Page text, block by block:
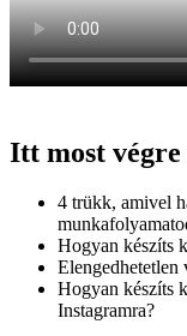
Itt most
4 trükk, amivel
Hogyan készíts
Elengedhetetlen
Hogyan készíts
Instagramra?